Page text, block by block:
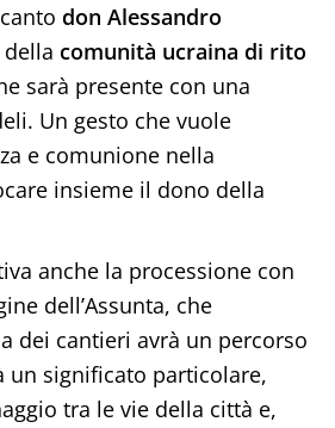
don Alessandro
comunità ucraina di rito
sarà presente con una
Un gesto che vuole
e comunione nella
insieme il dono della
anche la processione con
dell’Assunta, che
dei cantieri avrà un percorso
un significato particolare,
tra le vie della città e,